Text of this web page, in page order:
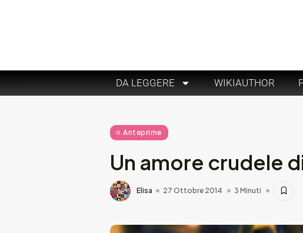
DA LEGGERE WIKIAUTHOR
Anteprime
Un amore crudele
Elisa 27 Ottobre 2014 3 Minuti